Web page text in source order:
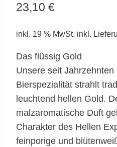
23,10 €
inkl. 19 % MwSt. inkl.
Das flüssig Gold
Unsere seit Jahrzehnten
Bierspezialität strahlt
leuchtend hellen Gold.
malzaromatische Duft
Charakter des Hellen
feinporige und